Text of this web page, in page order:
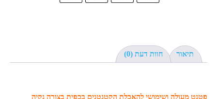
תיאור חוות דעת (0)
פטנט מעולה ושימושי להאכלת הקטנטנים בכפית בצורה נקיה